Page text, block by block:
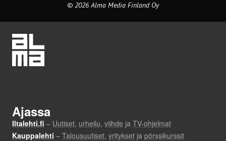
© 2026 Alma Media Finland Oy